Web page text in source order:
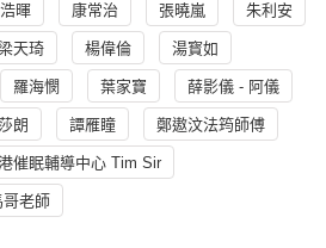
暉 康常治 張曉嵐 朱利安
天琦 楊偉倫 湯寳如
羅海憫 葉家寶 薛影儀 - 阿儀
朗 譚雁瞳 鄭遨汶法筠師傅
催眠輔導中心 Tim Sir
哥老師